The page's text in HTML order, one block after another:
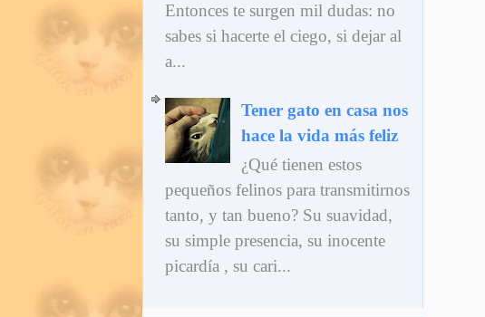
Entonces te surgen mil dudas: no
sabes si hacerte el ciego, si dejar al
a...
Tener gato en casa nos
hace la vida más feliz
¿Qué tienen estos
pequeños felinos para transmitirnos
tanto, y tan bueno? Su suavidad,
su simple presencia, su inocente
picardía , su cari...